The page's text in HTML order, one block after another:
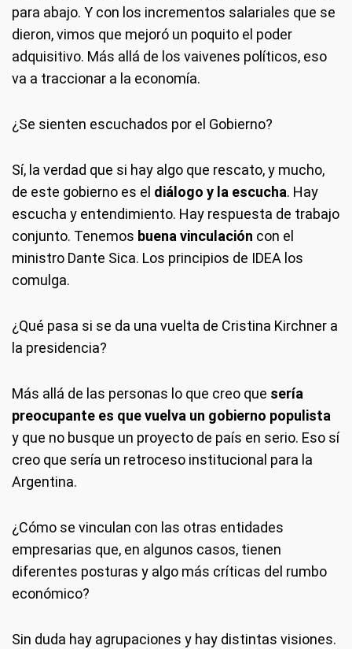
para abajo. Y con los incrementos salariales que se
dieron, vimos que mejoró un poquito el poder
adquisitivo. Más allá de los vaivenes políticos, eso
va a traccionar a la economía.
¿Se sienten escuchados por el Gobierno?
Sí, la verdad que si hay algo que rescato, y mucho,
de este gobierno es el diálogo y la escucha. Hay
escucha y entendimiento. Hay respuesta de trabajo
conjunto. Tenemos buena vinculación con el
ministro Dante Sica. Los principios de IDEA los
comulga.
¿Qué pasa si se da una vuelta de Cristina Kirchner a
la presidencia?
Más allá de las personas lo que creo que sería
preocupante es que vuelva un gobierno populista
y que no busque un proyecto de país en serio. Eso sí
creo que sería un retroceso institucional para la
Argentina.
¿Cómo se vinculan con las otras entidades
empresarias que, en algunos casos, tienen
diferentes posturas y algo más críticas del rumbo
económico?
Sin duda hay agrupaciones y hay distintas visiones.